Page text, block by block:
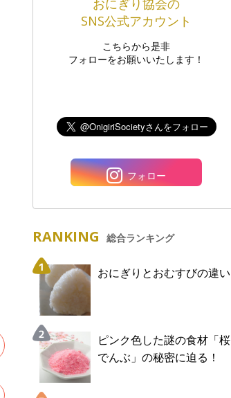
おにぎり協会の
SNS公式アカウント
こちらから是非
フォローをお願いいたします！
フォロー
RANKING 総合ランキング
おにぎりとおむすびの違い
ピンク色した謎の食材「桜
でんぶ」の秘密に迫る！